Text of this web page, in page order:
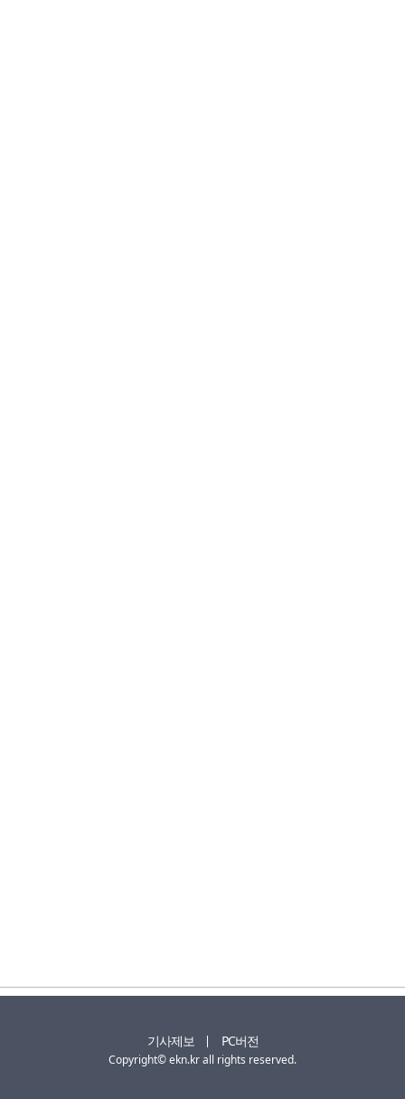
기사제보 PC버전
Copyright© ekn.kr all rights reserved.